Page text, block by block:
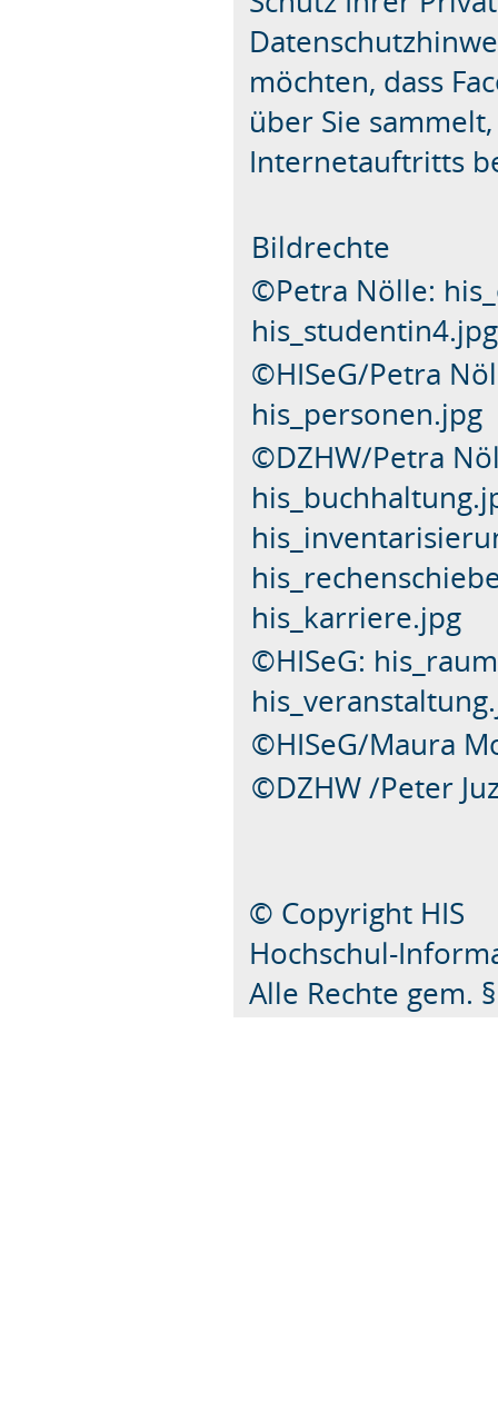
möchten, dass
über Sie
Internetauftritts
Bildrechte
©Petra Nölle:
his_studentin4.jpg
©HISeG/Petra
his_personen.jpg
©DZHW/Petra
his_karriere.jpg
©HISeG:
©HISeG/Maura
©DZHW /Peter
© Copyright HIS
Hochschul-
Alle Rechte gem.